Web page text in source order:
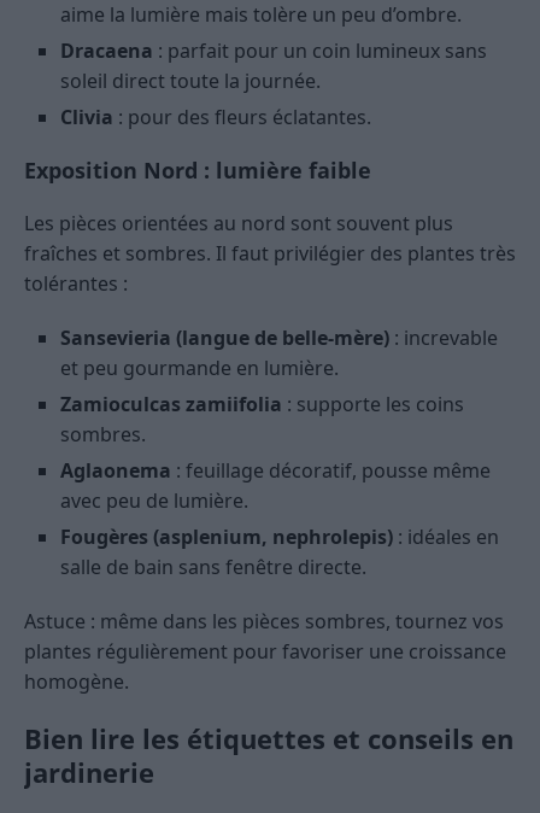
aime la lumière mais tolère un peu d’ombre.
Dracaena : parfait pour un coin lumineux sans
soleil direct toute la journée.
Clivia : pour des fleurs éclatantes.
Exposition Nord : lumière faible
Les pièces orientées au nord sont souvent plus
fraîches et sombres. Il faut privilégier des plantes très
tolérantes :
Sansevieria (langue de belle-mère) : increvable
et peu gourmande en lumière.
Zamioculcas zamiifolia : supporte les coins
sombres.
Aglaonema : feuillage décoratif, pousse même
avec peu de lumière.
Fougères (asplenium, nephrolepis) : idéales en
salle de bain sans fenêtre directe.
Astuce : même dans les pièces sombres, tournez vos
plantes régulièrement pour favoriser une croissance
homogène.
Bien lire les étiquettes et conseils en
jardinerie